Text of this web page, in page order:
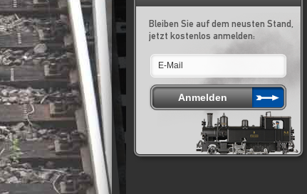
Bleiben Sie auf dem neusten Stand,
jetzt kostenlos anmelden: